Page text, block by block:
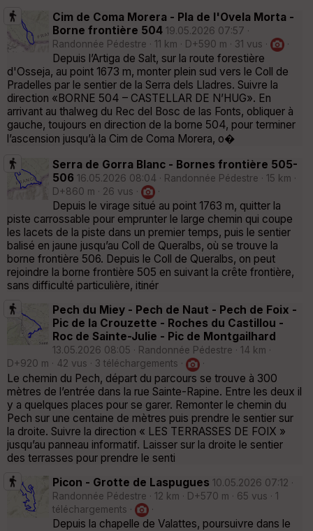
Cim de Coma Morera - Pla de l'Ovela Morta -
Borne frontière 504 19.05.2026 07:57 ·
Randonnée Pédestre · 11 km · D+590 m · 31 vus ·
·
Depuis l’Artiga de Salt, sur la route forestière
d'Osseja, au point 1673 m, monter plein sud vers le Coll de
Pradelles par le sentier de la Serra dels Lladres. Suivre la
direction «BORNE 504 – CASTELLAR DE N’HUG». En
arrivant au thalweg du Rec del Bosc de las Fonts, obliquer à
gauche, toujours en direction de la borne 504, pour terminer
l’ascension jusqu’à la Cim de Coma Morera, o�
Serra de Gorra Blanc - Bornes frontière 505-
506 16.05.2026 08:04 · Randonnée Pédestre · 15 km ·
D+860 m · 26 vus ·
·
Depuis le virage situé au point 1763 m, quitter la
piste carrossable pour emprunter le large chemin qui coupe
les lacets de la piste dans un premier temps, puis le sentier
balisé en jaune jusqu’au Coll de Queralbs, où se trouve la
borne frontière 506. Depuis le Coll de Queralbs, on peut
rejoindre la borne frontière 505 en suivant la crête frontière,
sans difficulté particulière, itinér
Pech du Miey - Pech de Naut - Pech de Foix -
Pic de la Crouzette - Roches du Castillou -
Roc de Sainte-Julie - Pic de Montgailhard
13.05.2026 08:05 · Randonnée Pédestre · 14 km ·
D+920 m · 42 vus · 3 téléchargements ·
·
Le chemin du Pech, départ du parcours se trouve à 300
mètres de l’entrée dans la rue Sainte-Rapine. Entre les deux il
y a quelques places pour se garer. Remonter le chemin du
Pech sur une centaine de mètres puis prendre le sentier sur
la droite. Suivre la direction « LES TERRASSES DE FOIX »
jusqu’au panneau informatif. Laisser sur la droite le sentier
des terrasses pour prendre le senti
Picon - Grotte de Laspugues 10.05.2026 07:12 ·
Randonnée Pédestre · 12 km · D+570 m · 65 vus · 1
téléchargements ·
·
Depuis la chapelle de Valattes, poursuivre dans le